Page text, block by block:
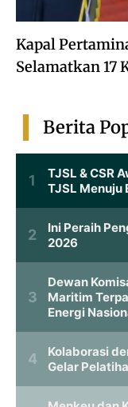
Kapal
Selamatkan 17
Berita